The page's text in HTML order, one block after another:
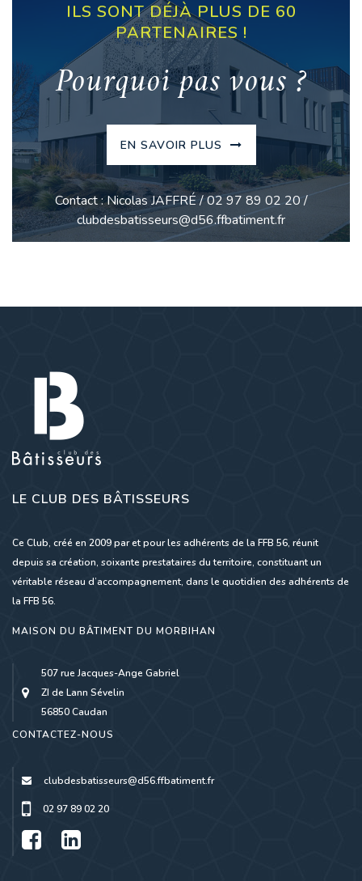
ILS SONT DÉJÀ PLUS DE 60
PARTENAIRES !
Pourquoi pas vous ?
EN SAVOIR PLUS
Contact : Nicolas JAFFRÉ / 02 97 89 02 20 /
clubdesbatisseurs@d56.ffbatiment.fr
LE CLUB DES BÂTISSEURS
Ce Club, créé en 2009 par et pour les adhérents de la FFB 56, réunit
depuis sa création, soixante prestataires du territoire, constituant un
véritable réseau d’accompagnement, dans le quotidien des adhérents de
la FFB 56.
MAISON DU BÂTIMENT DU MORBIHAN
507 rue Jacques-Ange Gabriel
ZI de Lann Sévelin
56850 Caudan
CONTACTEZ-NOUS
clubdesbatisseurs@d56.ffbatiment.fr
02 97 89 02 20